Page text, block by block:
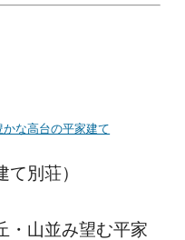
な高台の平家建て
別荘）
・山並み望む平家